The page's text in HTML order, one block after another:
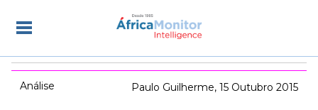
Análise Paulo Guilherme 15 Outubro 2015